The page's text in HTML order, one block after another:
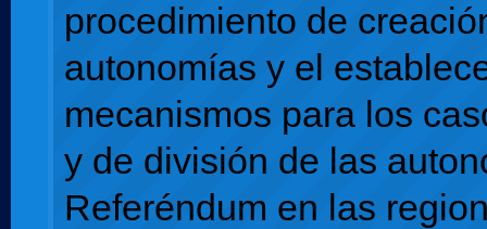
procedimiento de
autonomías y el
mecanismos para los
y de división de las
Referéndum en las